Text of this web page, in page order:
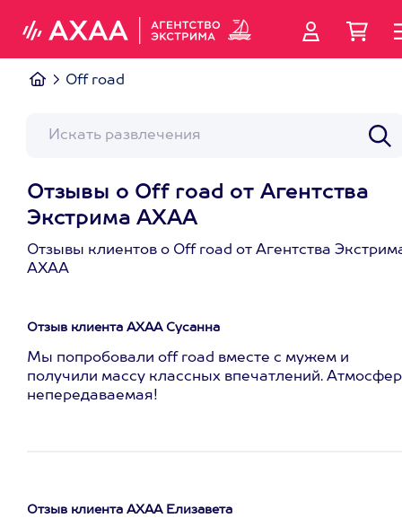
Off road
Отзывы о Off road от Агентства
Экстрима АХАА
Отзывы клиентов о Off road от Агентства
АХАА
Отзыв клиента АХАА Сусанна
Мы попробовали off road вместе с мужем и
получили массу классных впечатлений.
непередаваемая!
Отзыв клиента АХАА Елизавета